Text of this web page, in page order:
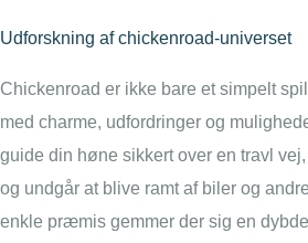
Udforskning af chickenroad-universet
Chickenroad er ikke bare et simpelt
med charme, udfordringer og
guide din høne sikkert over en travl
og undgår at blive ramt af biler og
enkle præmis gemmer der sig en